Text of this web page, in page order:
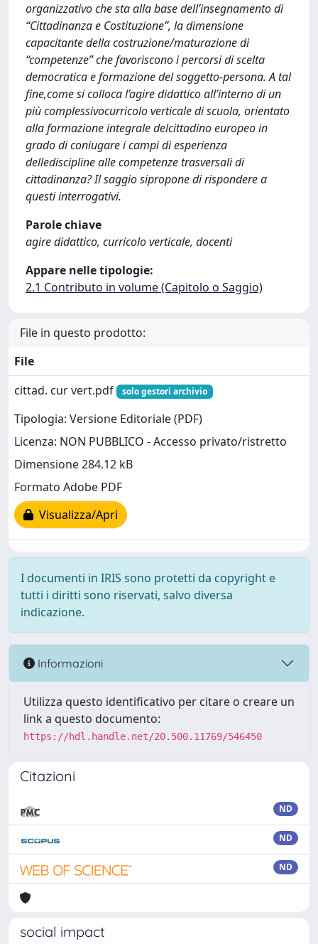
organizzativo che sta alla base dell’insegnamento di
“Cittadinanza e Costituzione”, la dimensione
capacitante della costruzione/maturazione di
“competenze” che favoriscono i percorsi di scelta
democratica e formazione del soggetto-persona. A tal
fine,come si colloca l’agire didattico all’interno di un
più complessivocurricolo verticale di scuola, orientato
alla formazione integrale delcittadino europeo in
grado di coniugare i campi di esperienza
dellediscipline alle competenze trasversali di
cittadinanza? Il saggio sipropone di rispondere a
questi interrogativi.
Parole chiave
agire didattico, curricolo verticale, docenti
Appare nelle tipologie:
2.1 Contributo in volume (Capitolo o Saggio)
File in questo prodotto:
File
cittad. cur vert.pdf
solo gestori archivio
Tipologia: Versione Editoriale (PDF)
Licenza: NON PUBBLICO - Accesso privato/ristretto
Dimensione 284.12 kB
Formato Adobe PDF
Visualizza/Apri
I documenti in IRIS sono protetti da copyright e
tutti i diritti sono riservati, salvo diversa
indicazione.
Informazioni
Utilizza questo identificativo per citare o creare un
link a questo documento:
https://hdl.handle.net/20.500.11769/546450
Citazioni
ND
ND
ND
social impact